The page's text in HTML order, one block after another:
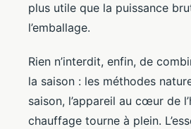
plus utile que la puissance
l’emballage.
Rien n’interdit, enfin, de
la saison : les méthodes
saison, l’appareil au cœur de
chauffage tourne à plein.